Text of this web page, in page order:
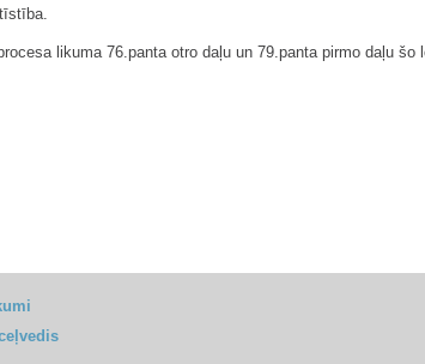
likuma 76.panta otro daļu un 79.panta pirmo daļu